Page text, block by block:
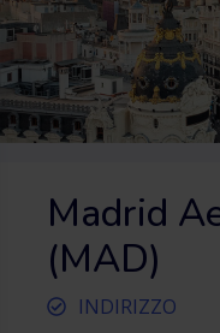
TR Türkçe
Madrid
(MAD)
INDIRIZZO